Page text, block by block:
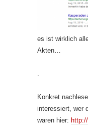
es ist wirklich
Akten…
.
Konkret
interessiert, wer
waren hier: